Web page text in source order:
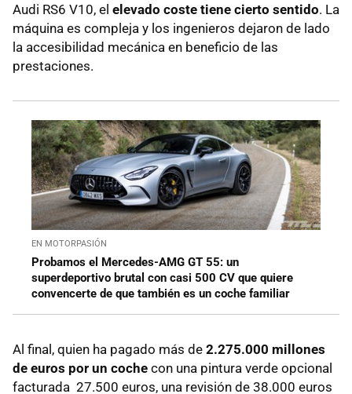
Audi RS6 V10, el elevado coste tiene cierto sentido. La
máquina es compleja y los ingenieros dejaron de lado
la accesibilidad mecánica en beneficio de las
prestaciones.
EN MOTORPASIÓN
Probamos el Mercedes-AMG GT 55: un
superdeportivo brutal con casi 500 CV que quiere
convencerte de que también es un coche familiar
Al final, quien ha pagado más de 2.275.000 millones
de euros por un coche con una pintura verde opcional
facturada 27.500 euros, una revisión de 38.000 euros